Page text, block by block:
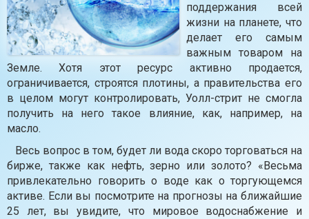
поддержания всей
жизни на планете, что
делает его самым
важным товаром на
Земле. Хотя этот ресурс активно продается,
ограничивается, строятся плотины, а правительства его
в целом могут контролировать, Уолл-стрит не смогла
получить на него такое влияние, как, например, на
масло.
Весь вопрос в том, будет ли вода скоро торговаться на
бирже, также как нефть, зерно или золото? «Весьма
привлекательно говорить о воде как о торгующемся
активе. Если вы посмотрите на прогнозы на ближайшие
25 лет, вы увидите, что мировое водоснабжение и